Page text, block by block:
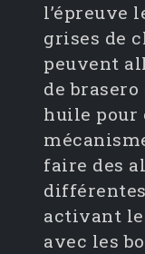
l’épreuve
grises de
peuvent
de brasero
huile pour
faire des
activant
avec les